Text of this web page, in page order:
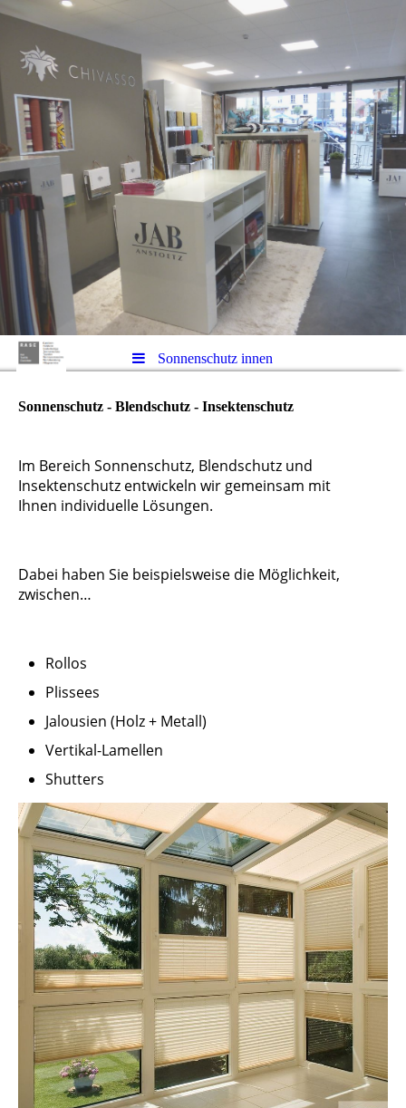
Sonnenschutz innen
Sonnenschutz - Blendschutz - Insektenschutz
Im Bereich Sonnenschutz, Blendschutz und
Insektenschutz entwickeln wir gemeinsam mit
Ihnen individuelle Lösungen.
Dabei haben Sie beispielsweise die Möglichkeit,
zwischen…
Rollos
Plissees
Jalousien (Holz + Metall)
Vertikal-Lamellen
Shutters